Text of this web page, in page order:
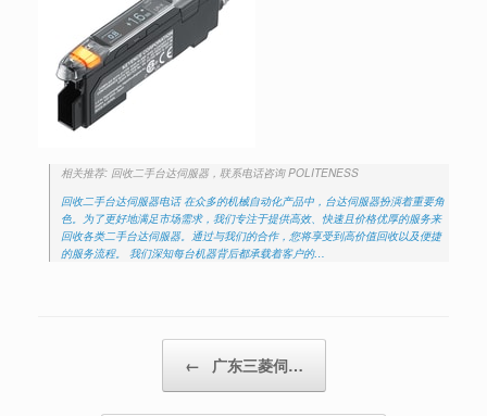
相关推荐: 回收二手台达伺服器，联系电话咨询 POLITENESS
回收二手台达伺服器电话 在众多的机械自动化产品中，台达伺服器扮演着重要角
色。为了更好地满足市场需求，我们专注于提供高效、快速且价格优厚的服务来
回收各类二手台达伺服器。通过与我们的合作，您将享受到高价值回收以及便捷
的服务流程。 我们深知每台机器背后都承载着客户的…
← 广东三菱伺…